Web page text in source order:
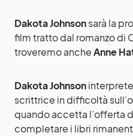
Dakota Johnsonsarà la
film tratto dal romanzo di
troveremo ancheAnne
Dakota Johnson
scrittrice in difficoltà
quando accetta l’offerta
completare i libri